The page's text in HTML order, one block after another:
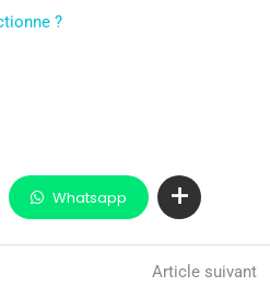
?
Whatsapp
Article suivant